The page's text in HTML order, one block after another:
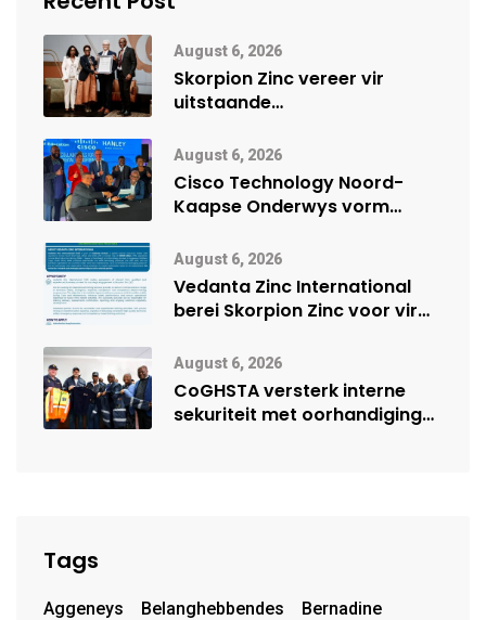
August 6, 2026
Skorpion Zinc vereer vir
uitstaande
Namibië Mynbou Ekspo
August 6, 2026
Cisco Technology Noord-
Kaapse Onderwys vorm
vennootskap
August 6, 2026
Vedanta Zinc International
berei Skorpion Zinc voor vir
August 6, 2026
CoGHSTA versterk interne
sekuriteit met oorhandiging
Tags
Aggeneys Belanghebbendes
Bernadine